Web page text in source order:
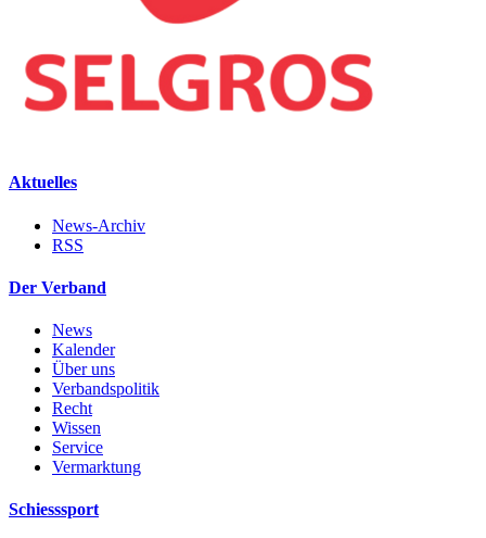
Aktuelles
News-Archiv
RSS
Der Verband
News
Kalender
Über uns
Verbandspolitik
Recht
Wissen
Service
Vermarktung
Schiesssport